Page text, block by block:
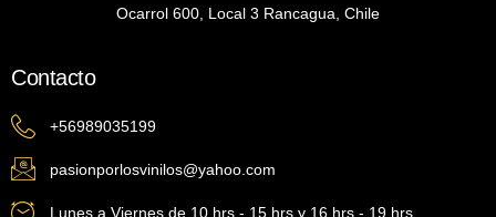
Ocarrol 600, Local 3 Rancagua, Chile
Contacto
+56989035199
pasionporlosvinilos@yahoo.com
Lunes a Viernes de 10 hrs - 15 hrs y 16 hrs - 19 hrs